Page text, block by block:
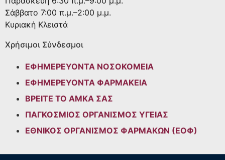
Σάββατο 7:00 π.μ.–2:00 μ.μ.
Κυριακή Κλειστά
Χρήσιμοι Σύνδεσμοι
ΕΦΗΜΕΡΕΥΟΝΤΑ ΝΟΣΟΚΟΜΕΙΑ
ΕΦΗΜΕΡΕΥΟΝΤΑ ΦΑΡΜΑΚΕΙΑ
ΒΡΕΙΤΕ ΤΟ ΑΜΚΑ ΣΑΣ
ΠΑΓΚΟΣΜΙΟΣ ΟΡΓΑΝΙΣΜΟΣ ΥΓΕΙΑΣ
ΕΘΝΙΚΟΣ ΟΡΓΑΝΙΣΜΟΣ ΦΑΡΜΑΚΩΝ (ΕΟΦ)